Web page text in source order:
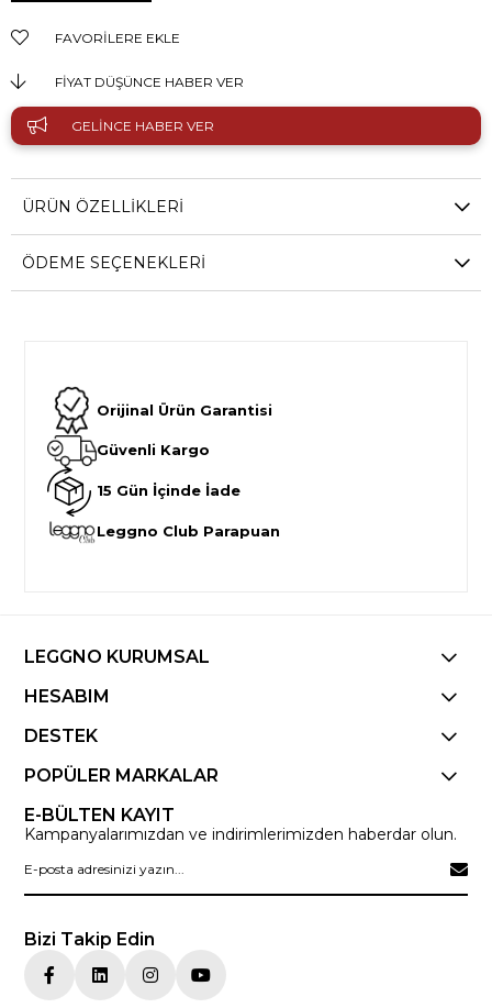
FAVORILERE EKLE
FIYAT DÜŞÜNCE HABER VER
GELINCE HABER VER
ÜRÜN ÖZELLIKLERI
ÖDEME SEÇENEKLERI
Orijinal Ürün Garantisi
Güvenli Kargo
15 Gün İçinde İade
Leggno Club Parapuan
LEGGNO KURUMSAL
HESABIM
DESTEK
POPÜLER MARKALAR
E-BÜLTEN KAYIT
Kampanyalarımızdan ve indirimlerimizden haberdar olun.
Bizi Takip Edin